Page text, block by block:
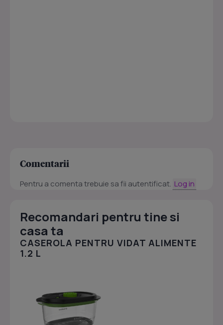
Comentarii
Pentru a comenta trebuie sa fii autentificat. Log in
Recomandari pentru tine si
casa ta
CASEROLA PENTRU VIDAT ALIMENTE
1.2 L